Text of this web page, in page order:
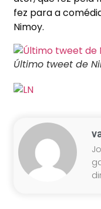
fez para a
Nimoy.
Último tweet de